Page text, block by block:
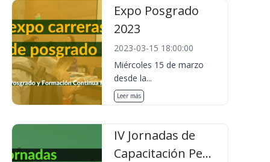
Expo Posgrado
2023
2023-03-15 18:00:00
Miércoles 15 de marzo
desde la...
Leer más
IV Jornadas de
Capacitación Pe...